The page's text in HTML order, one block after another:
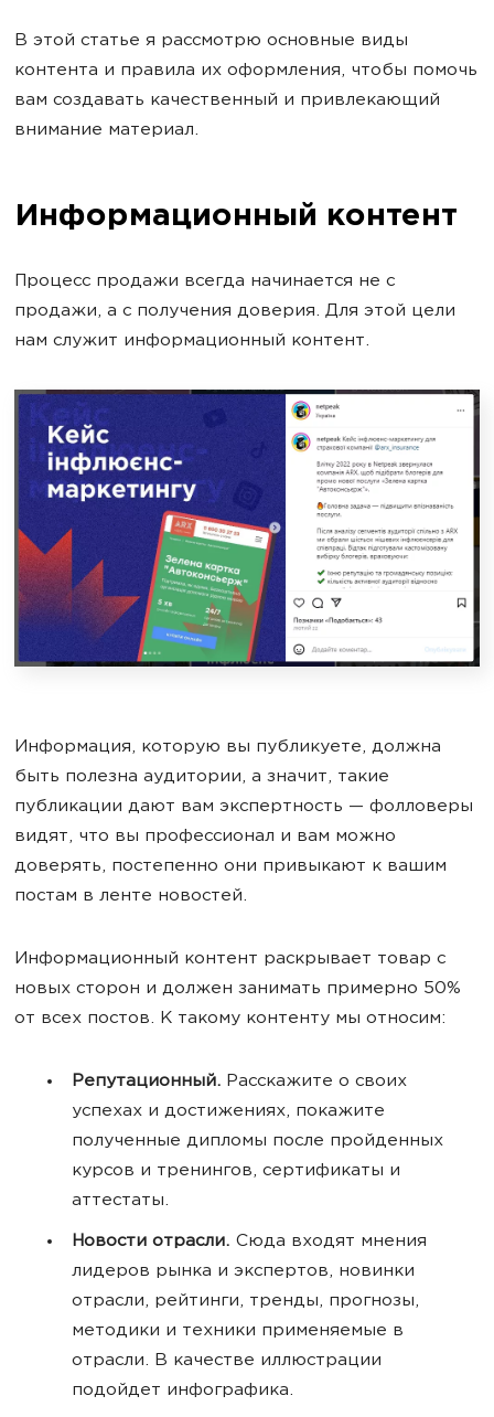
В этой статье я рассмотрю основные виды
контента и правила их оформления, чтобы помочь
вам создавать качественный и привлекающий
внимание материал.
Информационный контент
Процесс продажи всегда начинается не с
продажи, а с получения доверия. Для этой цели
нам служит информационный контент.
Информация, которую вы публикуете, должна
быть полезна аудитории, а значит, такие
публикации дают вам экспертность — фолловеры
видят, что вы профессионал и вам можно
доверять, постепенно они привыкают к вашим
постам в ленте новостей.
Информационный контент раскрывает товар с
новых сторон и должен занимать примерно 50%
от всех постов. К такому контенту мы относим:
Репутационный. Расскажите о своих
успехах и достижениях, покажите
полученные дипломы после пройденных
курсов и тренингов, сертификаты и
аттестаты.
Новости отрасли. Сюда входят мнения
лидеров рынка и экспертов, новинки
отрасли, рейтинги, тренды, прогнозы,
методики и техники применяемые в
отрасли. В качестве иллюстрации
подойдет инфографика.